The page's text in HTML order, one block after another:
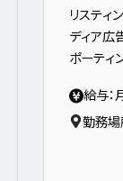
リスティ
ディア広
ポーティ
給与
勤務場